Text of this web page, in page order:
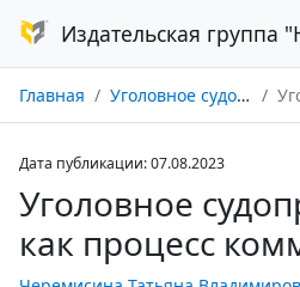
Издательская группа
Главная Уголовное судопроизводство № 03/2023
Дата публикации: 07.08.2023
Уголовное
как процесс